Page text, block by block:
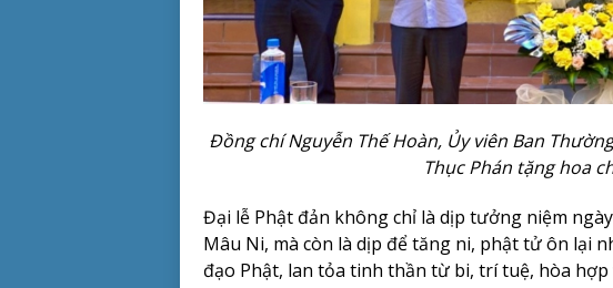
Đồng chí Nguyễn Thế Hoàn, Ủy viên Ban
Thục Phán tặng hoa
Đại lễ Phật đản không chỉ là dịp tưởng niệm
Mâu Ni, mà còn là dịp để tăng ni, phật tử ôn lại
đạo Phật, lan tỏa tinh thần từ bi, trí tuệ, hòa